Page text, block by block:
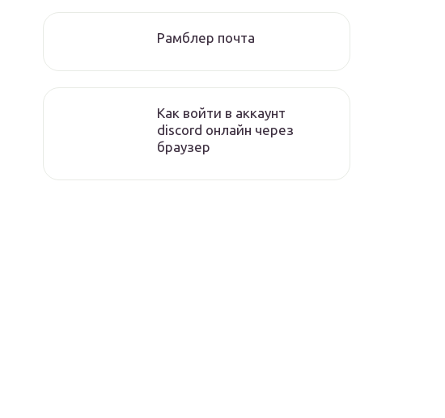
Рамблер почта
Как войти в аккаунт
discord онлайн через
браузер